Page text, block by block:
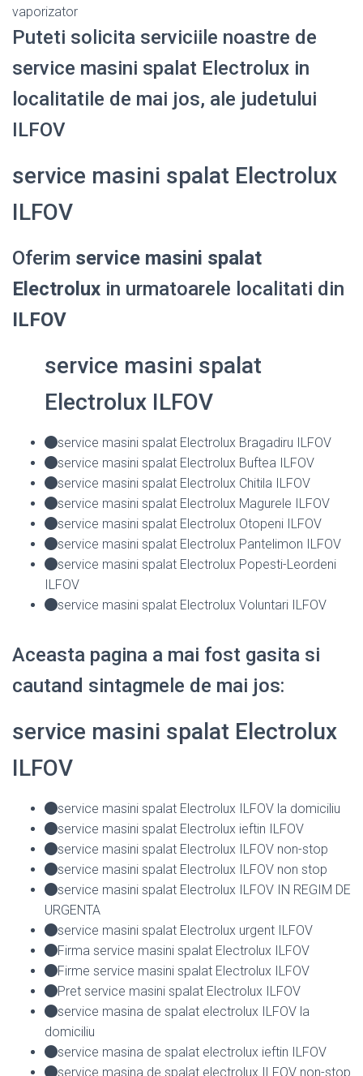
vaporizator
Puteti solicita serviciile noastre de
service masini spalat Electrolux in
localitatile de mai jos, ale judetului
ILFOV
service masini spalat Electrolux
ILFOV
Oferim service masini spalat
Electrolux in urmatoarele localitati din
ILFOV
service masini spalat
Electrolux ILFOV
service masini spalat Electrolux Bragadiru ILFOV
service masini spalat Electrolux Buftea ILFOV
service masini spalat Electrolux Chitila ILFOV
service masini spalat Electrolux Magurele ILFOV
service masini spalat Electrolux Otopeni ILFOV
service masini spalat Electrolux Pantelimon ILFOV
service masini spalat Electrolux Popesti-Leordeni
ILFOV
service masini spalat Electrolux Voluntari ILFOV
Aceasta pagina a mai fost gasita si
cautand sintagmele de mai jos:
service masini spalat Electrolux
ILFOV
service masini spalat Electrolux ILFOV la domiciliu
service masini spalat Electrolux ieftin ILFOV
service masini spalat Electrolux ILFOV non-stop
service masini spalat Electrolux ILFOV non stop
service masini spalat Electrolux ILFOV IN REGIM DE
URGENTA
service masini spalat Electrolux urgent ILFOV
Firma service masini spalat Electrolux ILFOV
Firme service masini spalat Electrolux ILFOV
Pret service masini spalat Electrolux ILFOV
service masina de spalat electrolux ILFOV la
domiciliu
service masina de spalat electrolux ieftin ILFOV
service masina de spalat electrolux ILFOV non-stop